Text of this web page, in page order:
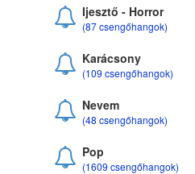
Ijesztő - Horror
(87 csengőhangok)
Karácsony
(109 csengőhangok)
Nevem
(48 csengőhangok)
Pop
(1609 csengőhangok)